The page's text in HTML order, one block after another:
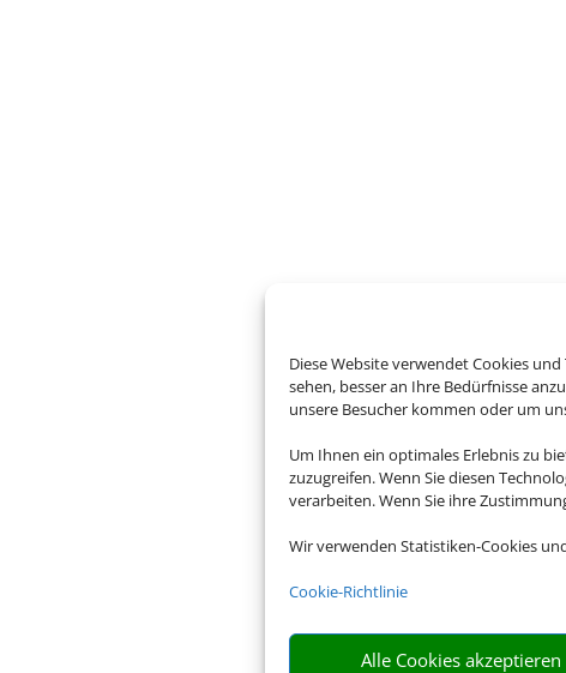
Diese Website verwendet Cookies
sehen, besser an Ihre Bedürfnisse
unsere Besucher kommen oder um
Um Ihnen ein optimales Erlebnis zu
zuzugreifen. Wenn Sie diesen
verarbeiten. Wenn Sie ihre
Wir verwenden Statistiken-Cookies
Cookie-Richtlinie
Alle Cookies akzeptieren